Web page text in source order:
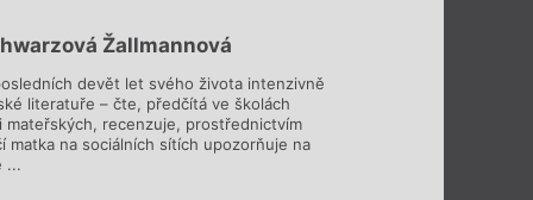
Žallmannová
devět let svého života intenzivně
literatuře – čte, předčítá ve školách
mateřských, recenzuje, prostřednictvím
matka na sociálních sítích upozorňuje na
...